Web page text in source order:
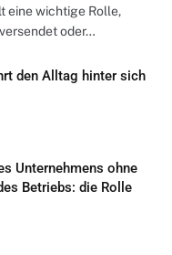
eine wichtige Rolle,
oder…
den Alltag hinter sich
Unternehmens ohne
Betriebs: die Rolle